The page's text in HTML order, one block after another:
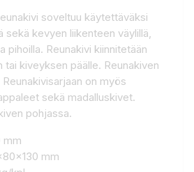
soveltuu käytettäväksi
sekä kevyen liikenteen väylillä,
pihoilla. Reunakivi kiinnitetään
tai kiveyksen päälle. Reunakiven
on myös
sekä madalluskivet.
pohjassa.
mm
mm